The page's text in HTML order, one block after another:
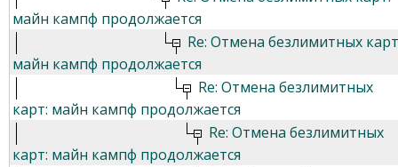
майн кампф продолжается
Re: Отмена безлимитных
майн кампф продолжается
Re: Отмена безлимитных
карт: майн кампф продолжается
Re: Отмена безлимитных
карт: майн кампф продолжается